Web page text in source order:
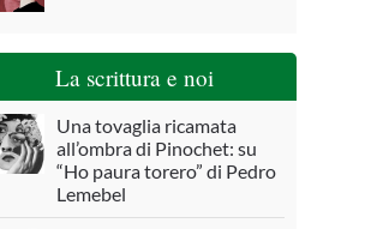
La scrittura e noi
Una tovaglia ricamata
all’ombra di Pinochet: su
“Ho paura torero” di Pedro
Lemebel